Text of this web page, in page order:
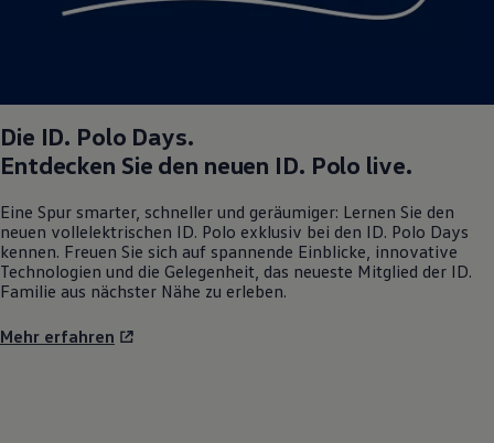
Die ID. Polo Days.
Entdecken Sie den neuen ID. Polo live.
Eine Spur smarter, schneller und geräumiger: Lernen Sie den
neuen vollelektrischen ID. Polo exklusiv bei den ID. Polo Days
kennen. Freuen Sie sich auf spannende Einblicke, innovative
Technologien und die Gelegenheit, das neueste Mitglied der ID.
Familie aus nächster Nähe zu erleben.
Mehr erfahren